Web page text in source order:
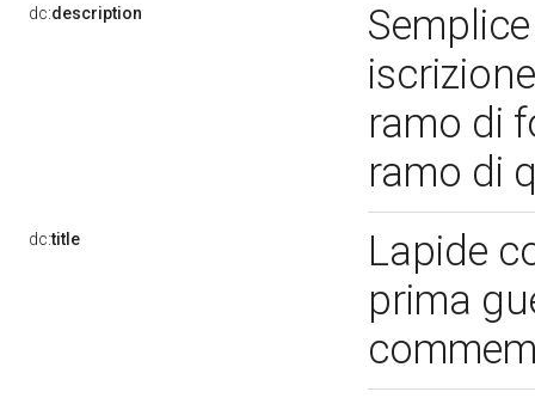
dc:description
ramo di
ramo di
dc:title
Lapide
prima